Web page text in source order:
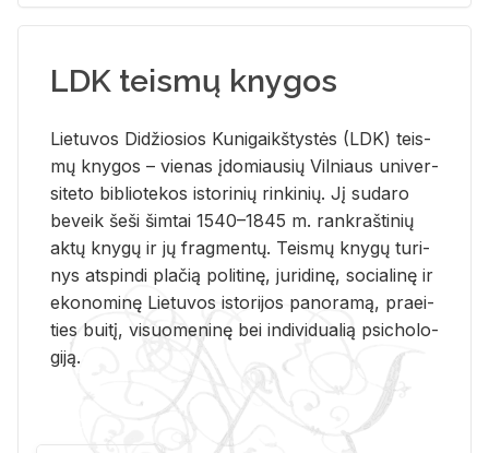
LDK teismų knygos
Lie­tu­vos Di­džio­sios Ku­ni­gaikš­tys­tės (LDK) teis­
mų kny­gos – vie­nas įdo­miau­sių Vil­niaus uni­ver­
si­te­to bi­b­lio­te­kos is­to­ri­nių rin­ki­nių. Jį su­da­ro
be­veik šeši šim­tai 1540–1845 m. rank­raš­ti­nių
aktų kny­gų ir jų frag­men­tų. Teis­mų kny­gų tu­ri­
nys at­spin­di pla­čią po­li­ti­nę, ju­ri­di­nę, so­cia­li­nę ir
eko­no­mi­nę Lie­tu­vos is­to­ri­jos pa­no­ra­mą, pra­ei­
ties bui­tį, vi­suo­me­ni­nę bei in­di­vi­dua­lią psi­cho­lo­
gi­ją.